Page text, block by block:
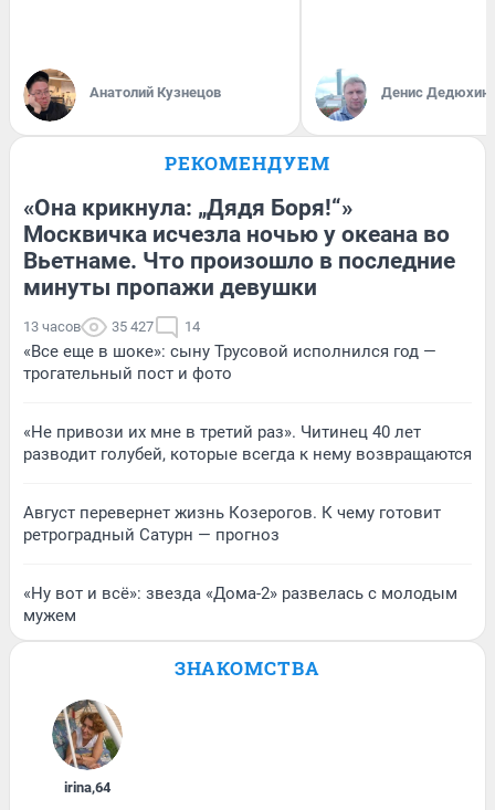
Анатолий Кузнецов Денис Дедюхин
РЕКОМЕНДУЕМ
«Она крикнула: „Дядя Боря!“»
Москвичка исчезла ночью у океана во
Вьетнаме. Что произошло в последние
минуты пропажи девушки
13 часов 35 427 14
«Все еще в шоке»: сыну Трусовой исполнился год —
трогательный пост и фото
«Не привози их мне в третий раз». Читинец 40 лет
разводит голубей, которые всегда к нему возвращаются
Август перевернет жизнь Козерогов. К чему готовит
ретроградный Сатурн — прогноз
«Ну вот и всё»: звезда «Дома-2» развелась с молодым
мужем
ЗНАКОМСТВА
irina,64